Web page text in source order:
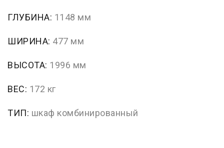
ГЛУБИНА: 1148 мм
ШИРИНА: 477 мм
ВЫСОТА: 1996 мм
ВЕС: 172 кг
ТИП: шкаф комбинированный